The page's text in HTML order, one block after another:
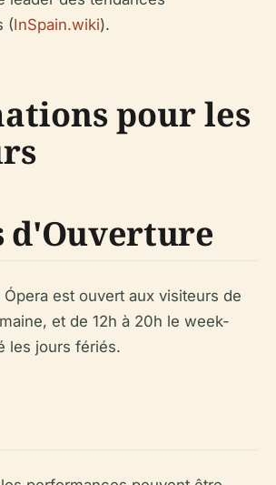
(InSpain.wiki).
pour les
d'Ouverture
Ópera est ouvert aux visiteurs de
et de 12h à 20h le week-
les jours fériés.